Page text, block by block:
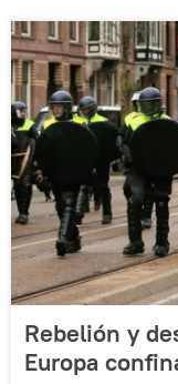
Rebelión y
Europa